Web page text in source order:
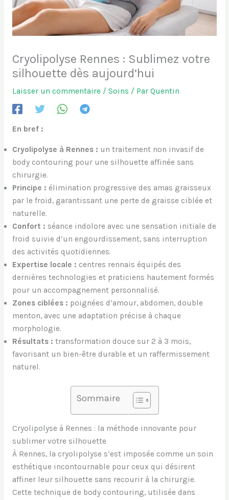
Cryolipolyse Rennes : Sublimez votre
silhouette dès aujourd’hui
Laisser un commentaire / Soins / Par Quentin
En bref :
Cryolipolyse à Rennes : un traitement non invasif de
body contouring pour une silhouette affinée sans
chirurgie.
Principe : élimination progressive des amas graisseux
par le froid, garantissant une perte de graisse ciblée et
naturelle.
Confort : séance indolore avec une sensation initiale de
froid suivie d’un engourdissement, sans interruption
des activités quotidiennes.
Expertise locale : centres rennais équipés des
dernières technologies et praticiens hautement formés
pour un accompagnement personnalisé.
Zones ciblées : poignées d’amour, abdomen, double
menton, avec une adaptation précise à chaque
morphologie.
Résultats : transformation douce sur 2 à 3 mois,
favorisant un bien-être durable et un raffermissement
naturel.
Sommaire
Cryolipolyse à Rennes : la méthode innovante pour
sublimer votre silhouette
À Rennes, la cryolipolyse s’est imposée comme un soin
esthétique incontournable pour ceux qui désirent
affiner leur silhouette sans recourir à la chirurgie.
Cette technique de body contouring, utilisée dans